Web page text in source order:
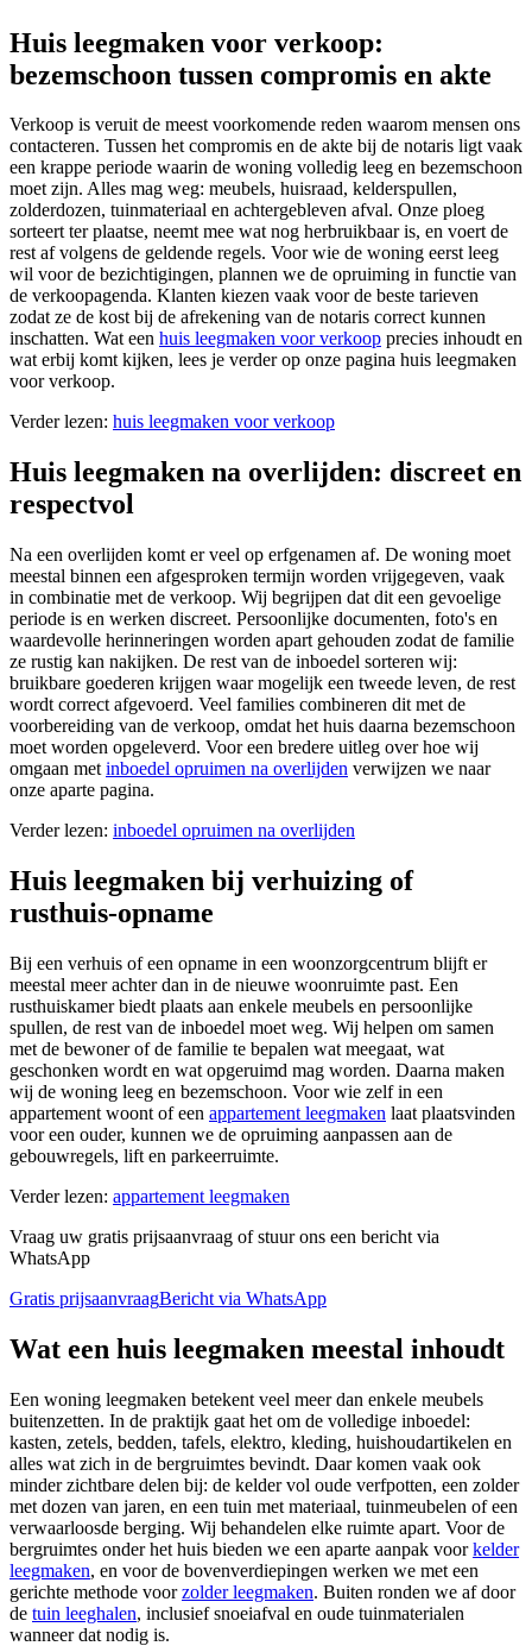
Huis leegmaken voor verkoop:
bezemschoon tussen compromis en akte
Verkoop is veruit de meest voorkomende reden waarom mensen ons
contacteren. Tussen het compromis en de akte bij de notaris ligt vaak
een krappe periode waarin de woning volledig leeg en bezemschoon
moet zijn. Alles mag weg: meubels, huisraad, kelderspullen,
zolderdozen, tuinmateriaal en achtergebleven afval. Onze ploeg
sorteert ter plaatse, neemt mee wat nog herbruikbaar is, en voert de
rest af volgens de geldende regels. Voor wie de woning eerst leeg
wil voor de bezichtigingen, plannen we de opruiming in functie van
de verkoopagenda. Klanten kiezen vaak voor de beste tarieven
zodat ze de kost bij de afrekening van de notaris correct kunnen
inschatten. Wat een huis leegmaken voor verkoop precies inhoudt en
wat erbij komt kijken, lees je verder op onze pagina huis leegmaken
voor verkoop.
Verder lezen: huis leegmaken voor verkoop
Huis leegmaken na overlijden: discreet en
respectvol
Na een overlijden komt er veel op erfgenamen af. De woning moet
meestal binnen een afgesproken termijn worden vrijgegeven, vaak
in combinatie met de verkoop. Wij begrijpen dat dit een gevoelige
periode is en werken discreet. Persoonlijke documenten, foto's en
waardevolle herinneringen worden apart gehouden zodat de familie
ze rustig kan nakijken. De rest van de inboedel sorteren wij:
bruikbare goederen krijgen waar mogelijk een tweede leven, de rest
wordt correct afgevoerd. Veel families combineren dit met de
voorbereiding van de verkoop, omdat het huis daarna bezemschoon
moet worden opgeleverd. Voor een bredere uitleg over hoe wij
omgaan met inboedel opruimen na overlijden verwijzen we naar
onze aparte pagina.
Verder lezen: inboedel opruimen na overlijden
Huis leegmaken bij verhuizing of
rusthuis-opname
Bij een verhuis of een opname in een woonzorgcentrum blijft er
meestal meer achter dan in de nieuwe woonruimte past. Een
rusthuiskamer biedt plaats aan enkele meubels en persoonlijke
spullen, de rest van de inboedel moet weg. Wij helpen om samen
met de bewoner of de familie te bepalen wat meegaat, wat
geschonken wordt en wat opgeruimd mag worden. Daarna maken
wij de woning leeg en bezemschoon. Voor wie zelf in een
appartement woont of een appartement leegmaken laat plaatsvinden
voor een ouder, kunnen we de opruiming aanpassen aan de
gebouwregels, lift en parkeerruimte.
Verder lezen: appartement leegmaken
Vraag uw gratis prijsaanvraag of stuur ons een bericht via
WhatsApp
Gratis prijsaanvraagBericht via WhatsApp
Wat een huis leegmaken meestal inhoudt
Een woning leegmaken betekent veel meer dan enkele meubels
buitenzetten. In de praktijk gaat het om de volledige inboedel:
kasten, zetels, bedden, tafels, elektro, kleding, huishoudartikelen en
alles wat zich in de bergruimtes bevindt. Daar komen vaak ook
minder zichtbare delen bij: de kelder vol oude verfpotten, een zolder
met dozen van jaren, en een tuin met materiaal, tuinmeubelen of een
verwaarloosde berging. Wij behandelen elke ruimte apart. Voor de
bergruimtes onder het huis bieden we een aparte aanpak voorkelder
leegmaken, en voor de bovenverdiepingen werken we met een
gerichte methode voorzolder leegmaken. Buiten ronden we af door
de tuin leeghalen, inclusief snoeiafval en oude tuinmaterialen
wanneer dat nodig is.